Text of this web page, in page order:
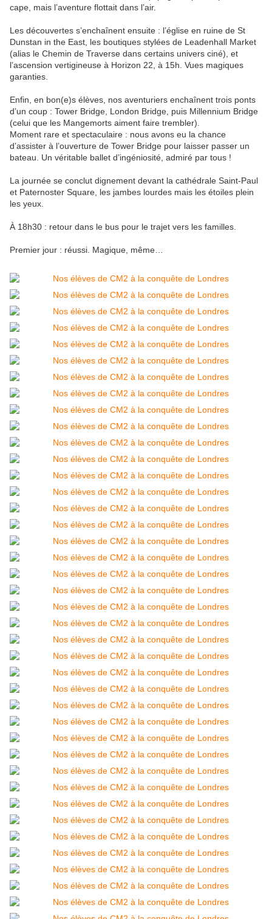
cape, mais l’aventure flottait dans l’air.
Les découvertes s’enchaînent ensuite : l’église en ruine de St
Dunstan in the East, les boutiques stylées de Leadenhall Market
(alias le Chemin de Traverse dans certains univers ciné), et
l’ascension vertigineuse à Horizon 22, à 15h. Vues magiques
garanties.
Enfin, en bon(e)s élèves, nos aventuriers enchaînent trois ponts
d’un coup : Tower Bridge, London Bridge, puis Millennium Bridge
(celui que les Mangemorts aiment faire trembler).
Moment rare et spectaculaire : nous avons eu la chance
d’assister à l’ouverture de Tower Bridge pour laisser passer un
bateau. Un véritable ballet d’ingéniosité, admiré par tous !
La journée se conclut dignement devant la cathédrale Saint-Paul
et Paternoster Square, les jambes lourdes mais les étoiles plein
les yeux.
À 18h30 : retour dans le bus pour le trajet vers les familles.
Premier jour : réussi. Magique, même…